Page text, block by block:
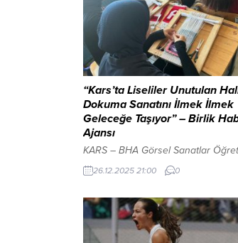
“Kars’ta Liseliler Unutulan
Dokuma Sanatını İlmek İlmek
Geleceğe Taşıyor” – Birlik
Ajansı
KARS – BHA Görsel Sanatlar
Mehmet Doğan rehberliğinde bir
gelen öğrenciler, yüzyıllardır
bir yere sahip olan dokuma
ilmek ilmek yaşatıyor. Okul
büyük bir özveriyle sürdürülen
26.12.2025 21:00 0